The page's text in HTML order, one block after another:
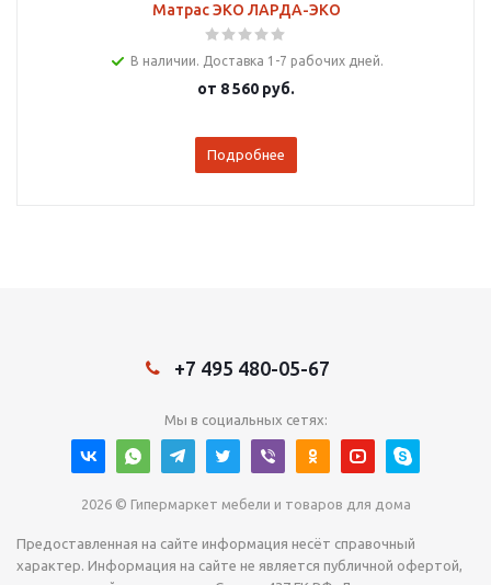
Матрас ЭКО ЛАРДА-ЭКО
В наличии. Доставка 1-7 рабочих дней.
от 8 560 руб.
Подробнее
+7 495 480-05-67
Мы в социальных сетях:
2026 © Гипермаркет мебели и товаров для дома
Предоставленная на сайте информация несёт справочный
характер. Информация на сайте не является публичной офертой,